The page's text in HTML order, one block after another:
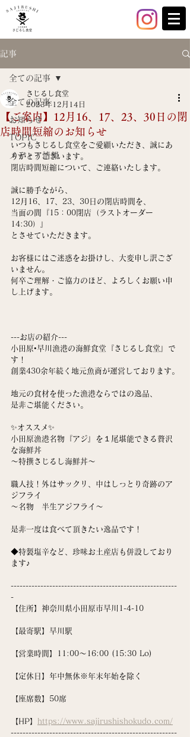
記事
全ての記事
お知らせ
TOPIC
メディア情報
全ての記事
【ご案内】12月16、17、23、30日の閉
店時間短縮のお知らせ
さじるし食堂
2023年12月14日
いつもさじるし食堂をご愛顧いただき、誠にあ
りがとうございます。
閉店時間短縮について、ご連絡いたします。
誠に勝手ながら、
12月16、17、23、30日の閉店時間を、
当面の間『15：00閉店（ラストオーダー
14:30）』
とさせていただきます。
お客様にはご迷惑をお掛けし、大変申し訳ござ
いません。
何卒ご理解・ご協力のほど、よろしくお願い申
し上げます。
---お店の紹介---
小田原•早川漁港の海鮮食堂『さじるし食堂』で
す！
創業430余年続く地元魚商が運営しております。
地元の食材を使った漁港ならではの逸品、
是非ご堪能ください。
✨オススメ✨
小田原漁港名物『アジ』を１尾堪能できる贅沢
な海鮮丼
〜特撰さじるし海鮮丼〜
職人技！外はサックリ、中はしっとり奇跡のア
ジフライ
〜名物　半生アジフライ〜
是非一度は食べて頂きたい逸品です！
◆特製塩辛など、珍味お土産店も併設しており
ます♪
--------------------------------------------------------
-
【住所】神奈川県小田原市早川1-4-10
【最寄駅】早川駅
【営業時間】11:00〜16:00 (15:30 Lo)
【定休日】年中無休※年末年始を除く
【座席数】50席
【HP】
https://www.sajirushishokudo.com/
--------------------------------------------------------